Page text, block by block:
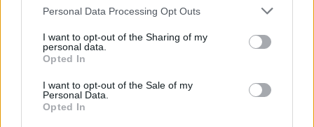
Personal Data Processing Opt Outs
I want to opt-out of the Sharing of my
personal data.
Opted In
I want to opt-out of the Sale of my
Personal Data.
Opted In